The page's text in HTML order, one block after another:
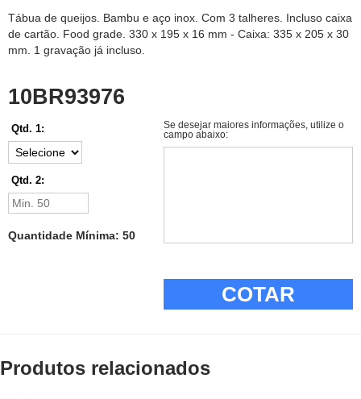
Tábua de queijos. Bambu e aço inox. Com 3 talheres. Incluso caixa
de cartão. Food grade. 330 x 195 x 16 mm - Caixa: 335 x 205 x 30
mm. 1 gravação já incluso.
10BR93976
Qtd. 1:
Qtd. 2:
Quantidade Mínima: 50
Se desejar maiores informações, utilize o
campo abaixo:
COTAR
Produtos relacionados